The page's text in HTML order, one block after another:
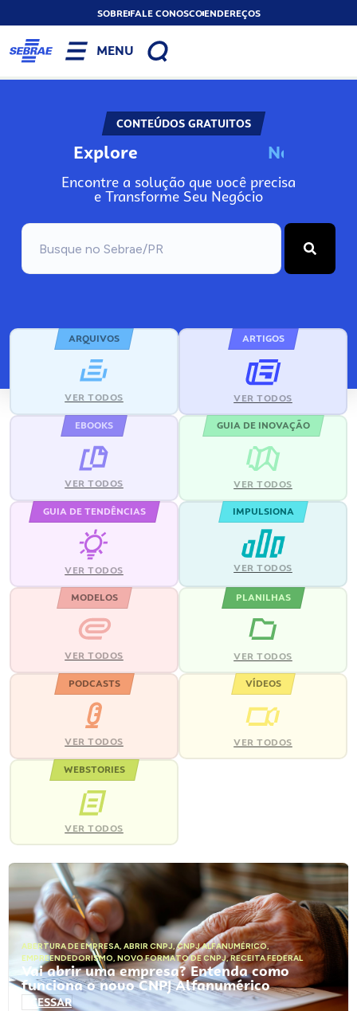
SOBREFALE CONOSCOENDEREÇOS
MENU
CONTEÚDOS GRATUITOS
Explore No
Encontre a solução que você precisa
e Transforme Seu Negócio
ARQUIVOS
VER TODOS
ARTIGOS
VER TODOS
EBOOKS
VER TODOS
GUIA DE INOVAÇÃO
VER TODOS
GUIA DE TENDÊNCIAS
VER TODOS
IMPULSIONA
VER TODOS
MODELOS
VER TODOS
PLANILHAS
VER TODOS
PODCASTS
VER TODOS
VÍDEOS
VER TODOS
WEBSTORIES
VER TODOS
ABERTURA DE EMPRESA, ABRIR CNPJ,CNPJ ALFANUMÉRICO,
EMPREENDEDORISMO, NOVO FORMATO DE CNPJ,RECEITA FEDERAL
Vai abrir uma empresa? Entenda como
funciona o novo CNPJ Alfanumérico
ACESSAR